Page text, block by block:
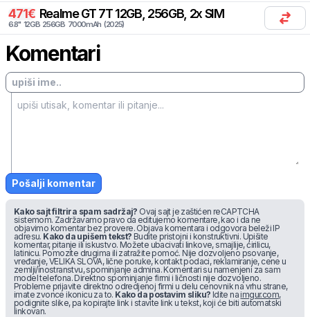
471€ Realme GT 7T 12GB, 256GB, 2x SIM
6.8" 12GB 256GB 7000mAh (2025)
Komentari
Pošalji komentar
Kako sajt filtrira spam sadržaj? Ovaj sajt je zaštićen reCAPTCHA
sistemom. Zadržavamo pravo da editujemo komentare, kao i da ne
objavimo komentar bez provere. Objava komentara i odgovora beleži IP
adresu. Kako da upišem tekst? Budite pristojni i konstruktivni. Upišite
komentar, pitanje ili iskustvo. Možete ubacivati linkove, smajlije, ćirilicu,
latinicu. Pomozite drugima ili zatražite pomoć. Nije dozvoljeno psovanje,
vređanje, VELIKA SLOVA, lične poruke, kontakt podaci, reklamiranje, cene u
zemlji/inostranstvu, spominjanje admina. Komentari su namenjeni za sam
model telefona. Direktno spominjanje firmi i ličnosti nije dozvoljeno.
Probleme prijavite direktno odredjenoj firmi u delu cenovnik na vrhu strane,
imate zvonce ikonicu za to. Kako da postavim sliku? Idite na imgur.com,
podignite slike, pa kopirajte link i stavite link u tekst, koji će biti automatski
linkovan.